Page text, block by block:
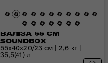
ВАЛІЗА 55 СМ
SOUNDBOX
55x40x20/23 см | 2,6 кг |
35,5(41) л